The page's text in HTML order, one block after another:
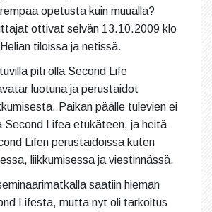
opetusta kuin muualla?
ottivat selvän 13.10.2009 klo
tiloissa ja netissä.
piti olla Second Life
luotuna ja perustaidot
Paikan päälle tulevien ei
Second Lifea etukäteen, ja heitä
Lifen perustaidoissa kuten
liikkumisessa ja viestinnässä.
saatiin hieman
Lifesta, mutta nyt oli tarkoitus